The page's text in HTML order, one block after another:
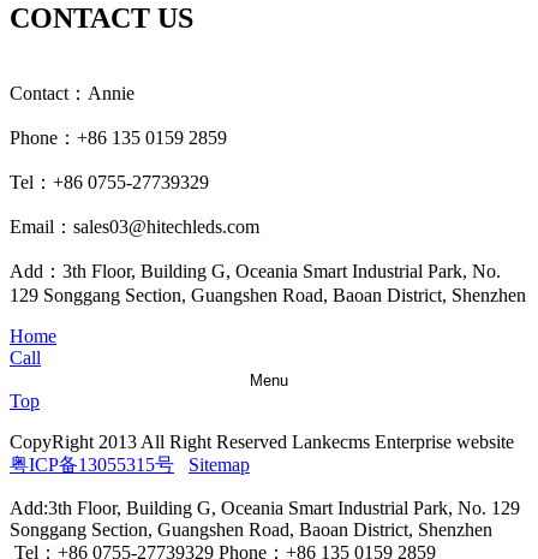
CONTACT US
Contact：Annie
Phone：+86 135 0159 2859
Tel：+86 0755-27739329
Email：sales03@hitechleds.com
Add：3th Floor, Building G, Oceania Smart Industrial Park, No.
129 Songgang Section, Guangshen Road, Baoan District, Shenzhen
Home
Call
Menu
Top
CopyRight 2013 All Right Reserved Lankecms Enterprise website
粤ICP备13055315号
Sitemap
Add:3th Floor, Building G, Oceania Smart Industrial Park, No. 129
Songgang Section, Guangshen Road, Baoan District, Shenzhen
Tel：+86 0755-27739329 Phone：+86 135 0159 2859